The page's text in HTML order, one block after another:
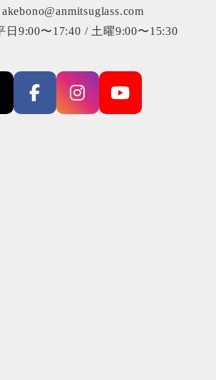
日9:00〜17:40 / 土曜9:00〜15:30